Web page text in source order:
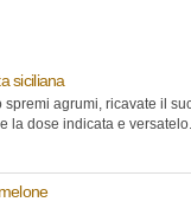
siciliana
spremi agrumi, ricavate il
la dose indicata e versatelo...